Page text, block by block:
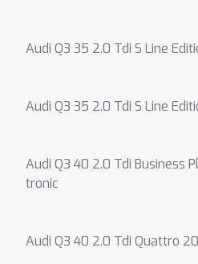
Audi Q3 35 2.0 Tdi S Line
Audi Q3 35 2.0 Tdi S Line
Audi Q3 40 2.0 Tdi Business
tronic
Audi Q3 40 2.0 Tdi Quattro